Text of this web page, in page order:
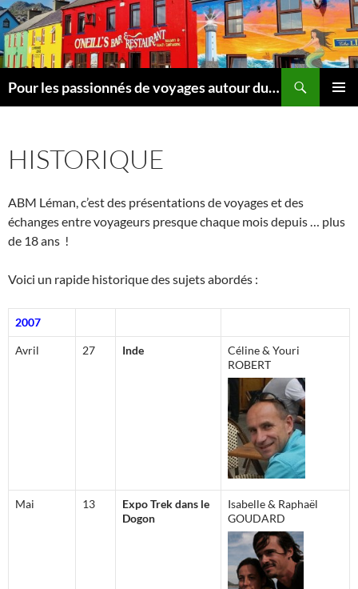
Aller
au
contenu
Pour les passionnés de voyages autour du Léman
HISTORIQUE
ABM Léman, c’est des présentations de voyages et des
échanges entre voyageurs presque chaque mois depuis … plus
de 18 ans !
Voici un rapide historique des sujets abordés :
2007
Avril 27 Inde
Céline & Youri
ROBERT
Mai 13
Expo Trek dans le
Dogon
Isabelle & Raphaël
GOUDARD